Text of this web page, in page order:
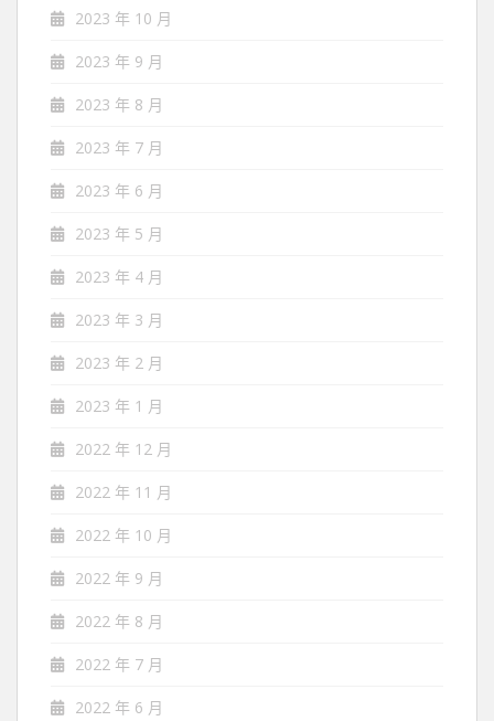
2023 年 10 月
2023 年 9 月
2023 年 8 月
2023 年 7 月
2023 年 6 月
2023 年 5 月
2023 年 4 月
2023 年 3 月
2023 年 2 月
2023 年 1 月
2022 年 12 月
2022 年 11 月
2022 年 10 月
2022 年 9 月
2022 年 8 月
2022 年 7 月
2022 年 6 月